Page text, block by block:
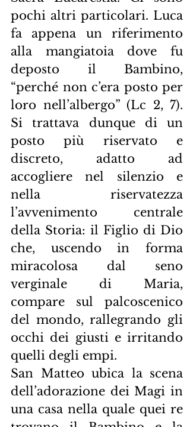
pochi altri particolari. Luca
fa appena un riferimento
alla mangiatoia dove fu
deposto il Bambino,
“perché non c’era posto per
loro nell’albergo” (Lc 2, 7).
Si trattava dunque di un
posto più riservato e
discreto, adatto ad
accogliere nel silenzio e
nella riservatezza
l’avvenimento centrale
della Storia: il Figlio di Dio
che, uscendo in forma
miracolosa dal seno
verginale di Maria,
compare sul palcoscenico
del mondo, rallegrando gli
occhi dei giusti e irritando
quelli degli empi.
San Matteo ubica la scena
dell’adorazione dei Magi in
una casa nella quale quei re